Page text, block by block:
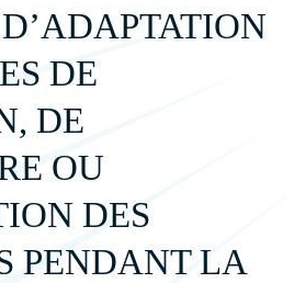
DE
DE
OU
DES
PENDANT LA